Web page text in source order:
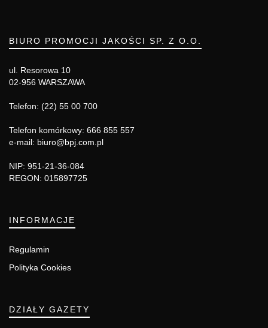
BIURO PROMOCJI JAKOŚCI SP. Z O.O.
ul. Resorowa 10
02-956 WARSZAWA
Telefon: (22) 55 00 700
Telefon komórkowy: 666 855 557
e-mail: biuro@bpj.com.pl
NIP: 951-21-36-084
REGON: 015897725
INFORMACJE
Regulamin
Polityka Cookies
DZIAŁY GAZETY